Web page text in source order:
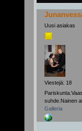
Uusi asiakas
Viestejä: 18
suhde.Nainen
Galleria